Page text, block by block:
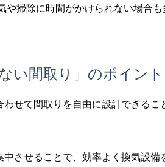
掃除に時間がかけられない場合
い間取り」のポイント
せて間取りを自由に設計できる
させることで、効率よく換気設備